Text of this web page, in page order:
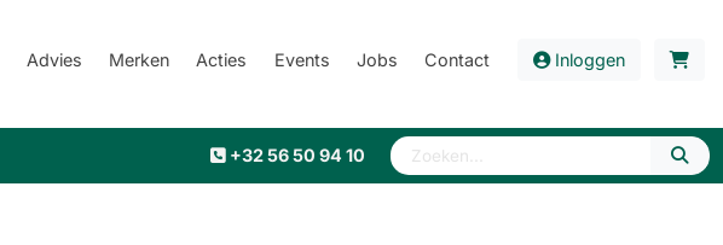
Advies Merken Acties Events Jobs Contact Inloggen
+32 56 50 94 10